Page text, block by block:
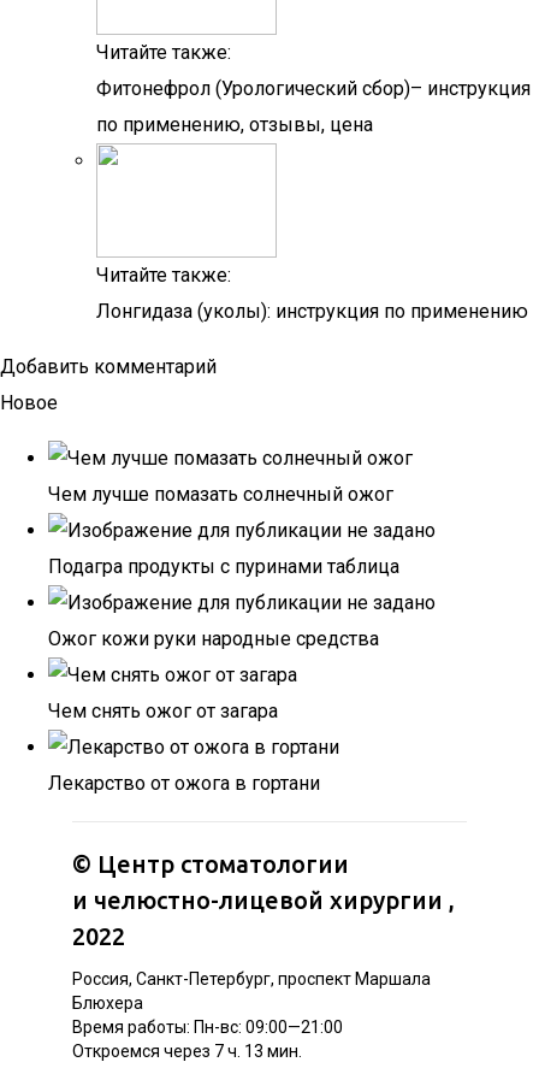
Читайте также:
Фитонефрол (Урологический сбор)– инструкция
по применению, отзывы, цена
Читайте также:
Лонгидаза (уколы): инструкция по применению
Добавить комментарий
Новое
Чем лучше помазать солнечный ожог
Подагра продукты с пуринами таблица
Ожог кожи руки народные средства
Чем снять ожог от загара
Лекарство от ожога в гортани
© Центр стоматологии
и челюстно-лицевой хирургии ,
2022
Россия, Санкт-Петербург, проспект Маршала
Блюхера
Время работы: Пн-вс: 09:00—21:00
Откроемся через 7 ч. 13 мин.